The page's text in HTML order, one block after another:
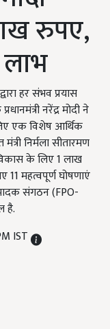
रुपए,
हर संभव प्रयास
नरेंद्र मोदी ने
एक विशेष आर्थिक
निर्मला सीतारमण
के लिए 1 लाख
महत्वपूर्ण घोषणाएं
संगठन (FPO-
है.
IST